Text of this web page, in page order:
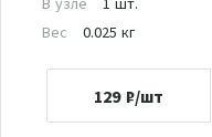
Вес
0.025 кг
129 ₽/шт